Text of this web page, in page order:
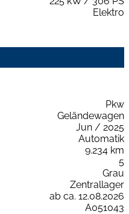
Elektro
Pkw
Geländewagen
Jun / 2025
Automatik
9.234 km
5
Grau
Zentrallager
ab ca. 12.08.2026
A051043